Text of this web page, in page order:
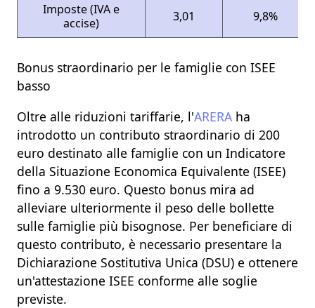
Imposte (IVA e
accise)
3,01 9,8%
Bonus straordinario per le famiglie con ISEE
basso
Oltre alle riduzioni tariffarie, l'ARERA ha
introdotto un contributo straordinario di 200
euro destinato alle famiglie con un Indicatore
della Situazione Economica Equivalente (ISEE)
fino a 9.530 euro. Questo bonus mira ad
alleviare ulteriormente il peso delle bollette
sulle famiglie più bisognose. Per beneficiare di
questo contributo, è necessario presentare la
Dichiarazione Sostitutiva Unica (DSU) e ottenere
un'attestazione ISEE conforme alle soglie
previste.